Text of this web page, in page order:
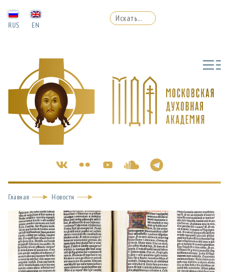
RUS EN
Главная Новости